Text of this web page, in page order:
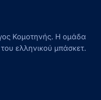
Κομοτηνής. Η ομάδα
ελληνικού μπάσκετ.